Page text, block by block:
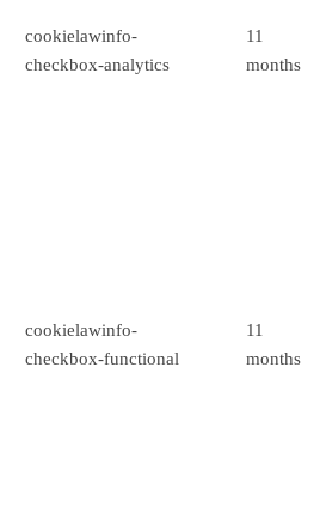
cookielawinfo-
checkbox-analytics
11
months
cookielawinfo-
checkbox-functional
11
months